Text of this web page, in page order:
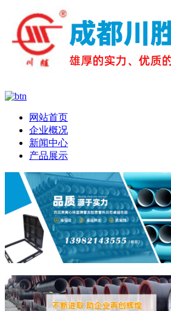
网站首页
企业概况
新闻中心
产品展示